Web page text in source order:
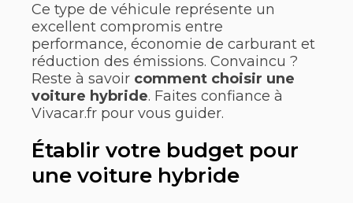
Ce type de véhicule représente un
excellent compromis entre
performance, économie de carburant et
réduction des émissions. Convaincu ?
Reste à savoir comment choisir une
voiture hybride. Faites confiance à
Vivacar.fr pour vous guider.
Établir votre budget pour
une voiture hybride